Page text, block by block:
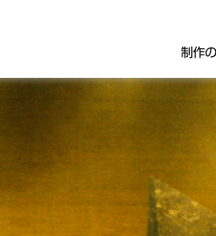
制作
銅像・モニュメント・胸像・肖像